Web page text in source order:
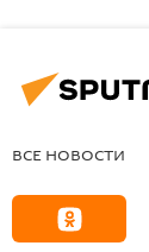
ВСЕ НОВОСТИ